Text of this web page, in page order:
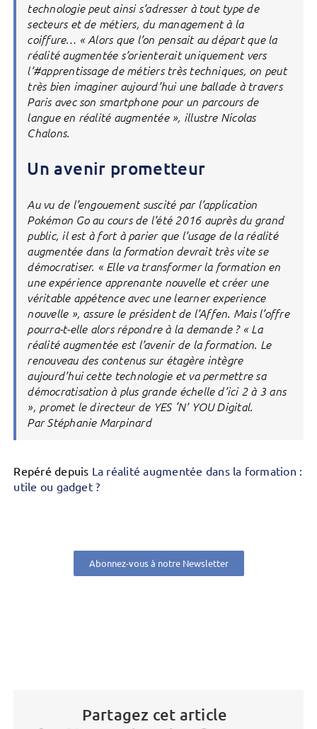
technologie peut ainsi s’adresser à tout type de
secteurs et de métiers, du management à la
coiffure… « Alors que l’on pensait au départ que la
réalité augmentée s’orienterait uniquement vers
l’#apprentissage de métiers très techniques, on peut
très bien imaginer aujourd’hui une ballade à travers
Paris avec son smartphone pour un parcours de
langue en réalité augmentée », illustre Nicolas
Chalons.
Un avenir prometteur
Au vu de l’engouement suscité par l’application
Pokémon Go au cours de l’été 2016 auprès du grand
public, il est à fort à parier que l’usage de la réalité
augmentée dans la formation devrait très vite se
démocratiser. « Elle va transformer la formation en
une expérience apprenante nouvelle et créer une
véritable appétence avec une learner experience
nouvelle », assure le président de l’Affen. Mais l’offre
pourra-t-elle alors répondre à la demande ? « La
réalité augmentée est l’avenir de la formation. Le
renouveau des contenus sur étagère intègre
aujourd’hui cette technologie et va permettre sa
démocratisation à plus grande échelle d’ici 2 à 3 ans
», promet le directeur de YES ‘N’ YOU Digital.
Par Stéphanie Marpinard
Repéré depuis La réalité augmentée dans la formation :
utile ou gadget ?
Abonnez-vous à notre Newsletter
Partagez cet article